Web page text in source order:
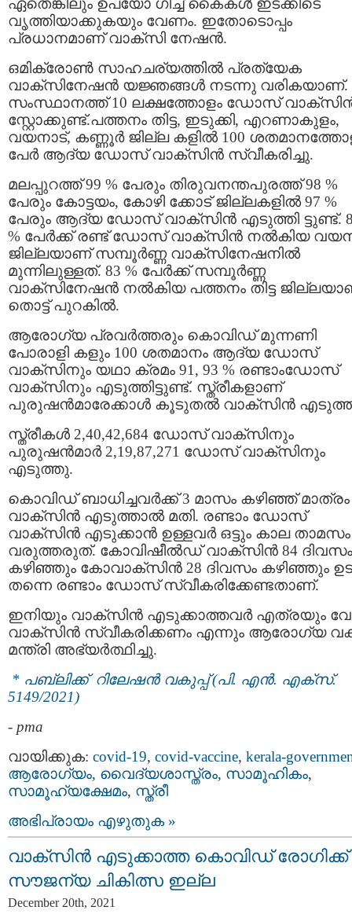
വൃത്തിയാക്കുകയും വേണം. ഇതോടൊപ്പം
പ്രധാനമാണ് വാക്സി നേഷൻ.
ഒമിക്രോൺ സാഹചര്യത്തിൽ പ്രത്യേക
വാക്സിനേഷൻ യജ്ഞങ്ങൾ നടന്നു വരികയാണ്.
സംസ്ഥാനത്ത് 10 ലക്ഷത്തോളം ഡോസ്
സ്റ്റോക്കുണ്ട്.പത്തനം തിട്ട, ഇടുക്കി, എറണാകുളം,
വയനാട്, കണ്ണൂർ ജില്ല കളിൽ 100
പേർ ആദ്യ ഡോസ് വാക്സിൻ സ്വീകരിച്ചു.
മലപ്പുറത്ത് 99 % പേരും തിരുവനന്തപുരത്ത് 98 %
പേരും കോട്ടയം, കോഴി ക്കോട് ജില്ലകളിൽ 97 %
പേരും ആദ്യ ഡോസ് വാക്സിൻ എടുത്തി ട്ടുണ്ട്.
% പേർക്ക് രണ്ട് ഡോസ് വാക്സിൻ നൽകിയ
ജില്ലയാണ് സമ്പൂർണ്ണ വാക്സിനേഷനിൽ
മുന്നിലുള്ളത്. 83 % പേർക്ക് സമ്പൂർണ്ണ
വാക്സിനേഷൻ നൽകിയ പത്തനം തിട്ട
തൊട്ട് പുറകിൽ.
ആരോഗ്യ പ്രവർത്തരും കൊവിഡ് മുന്നണി
പോരാളി കളും 100 ശതമാനം ആദ്യ ഡോസ്
വാക്സിനും യഥാ ക്രമം 91, 93 % രണ്ടാംഡോസ്
വാക്സിനും എടുത്തിട്ടുണ്ട്. സ്ത്രീകളാണ്
പുരുഷൻമാരേക്കാൾ കൂടുതല്‍ വാക്സിന്‍
സ്ത്രീകൾ 2,40,42,684 ഡോസ് വാക്സിനും
പുരുഷൻമാർ 2,19,87,271 ഡോസ് വാക്സിനും
എടുത്തു.
കൊവിഡ് ബാധിച്ചവർക്ക് 3 മാസം കഴിഞ്ഞ് മാത്രം
വാക്സിന്‍ എടുത്താൽ മതി. രണ്ടാം ഡോസ്
വാക്സിൻ എടുക്കാന്‍ ഉള്ളവർ ഒട്ടും കാല താമസം
വരുത്തരുത്. കോവിഷീൽഡ് വാക്സിൻ 84 ദിവസം
കഴിഞ്ഞും കോവാക്സിൻ 28 ദിവസം കഴിഞ്ഞും
തന്നെ രണ്ടാം ഡോസ് സ്വീകരിക്കേണ്ടതാണ്.
ഇനിയും വാക്സിന്‍ എടുക്കാത്തവർ എത്രയും
വാക്സിൻ സ്വീകരിക്കണം എന്നും ആരോഗ്യ
മന്ത്രി അഭ്യർത്ഥിച്ചു.
* പബ്ലിക്ക് റിലേഷന്‍ വകുപ്പ് (പി. എൻ. എക്സ്.
5149/2021)
- pma
വായിക്കുക: covid-19, covid-vaccine, kerala-
ആരോഗ്യം, വൈദ്യശാസ്ത്രം, സാമൂഹികം,
സാമൂഹ്യക്ഷേമം, സ്ത്രീ
അഭിപ്രായം എഴുതുക »
വാക്‌സിന്‍ എടുക്കാത്ത കൊവിഡ് രോഗിക്ക്
സൗജന്യ ചികിത്സ ഇല്ല
December 20th, 2021